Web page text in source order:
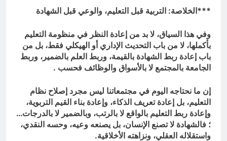
***الخلاصة: التربية قبل التعليم، والوعي قبل الشهادة
وفي هذا السياق، لا بد من إعادة النظر في منظومة التعليم
بأكملها، لا من باب التحديث الإداري أو الهيكلي فقط، بل من
باب إعادة ربط الشهادة بالقيمة، وربط العلم بالضمير، وربط
الجامعة بالمجتمع لا بالأسواق والوظائف فحسب .
إن ما نحتاجه اليوم في مجتمعاتنا ليس مجرد إصلاح نظام
التعليم، بل إعادة تعريف الذكاء، وإعادة بناء القيم التربوية،
وإعادة ربط التعليم بالواقع لا بالرتب، وبالضمير لا بالدرجات…
؛ فالشهادة لا تصنع الإنسان، بل يصنعه وعيه، وحسه النقدي،
واستقلاله العقلي، ونزاهته الأخلاقية.